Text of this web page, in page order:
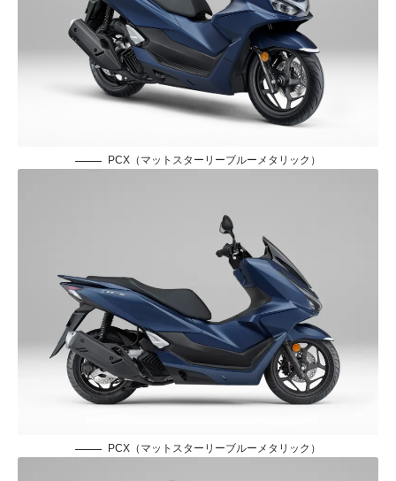
PCX（マットスターリーブルーメタリック）
PCX（マットスターリーブルーメタリック）